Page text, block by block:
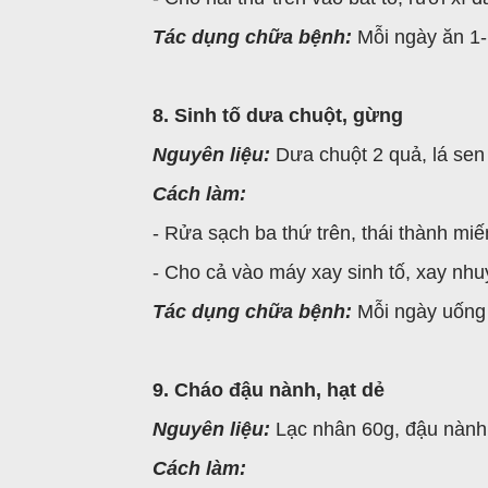
Tác dụng chữa bệnh: Mỗi ngày ăn
8. Sinh tố dưa chuột, gừng
Nguyên liệu: Dưa chuột 2 quả, lá
Cách làm:
- Rửa sạch ba thứ trên, thái thành
- Cho cả vào máy xay sinh tố, xay
Tác dụng chữa bệnh: Mỗi ngày
9. Cháo đậu nành, hạt dẻ
Nguyên liệu: Lạc nhân 60g, đậu
Cách làm: